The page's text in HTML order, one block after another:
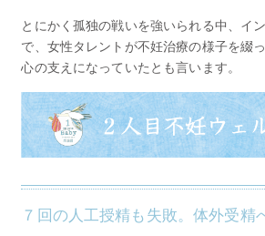
とにかく孤独の戦いを強いられる中、イ
で、女性タレントが不妊治療の様子を綴
心の支えになっていたとも言います。
７回の人工授精も失敗。体外受精